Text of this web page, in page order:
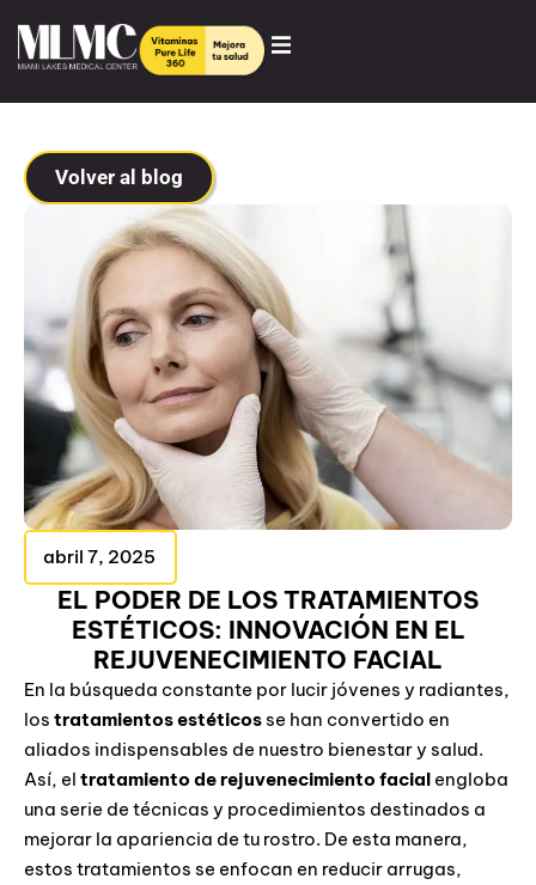
Volver al blog
abril 7, 2025
EL PODER DE LOS TRATAMIENTOS
ESTÉTICOS: INNOVACIÓN EN EL
REJUVENECIMIENTO FACIAL
En la búsqueda constante por lucir jóvenes y radiantes,
los tratamientos estéticosse han convertido en
aliados indispensables de nuestro bienestar y salud.
Así, el tratamiento de rejuvenecimiento facial engloba
una serie de técnicas y procedimientos destinados a
mejorar la apariencia de tu rostro. De esta manera,
estos tratamientos se enfocan en reducir arrugas,